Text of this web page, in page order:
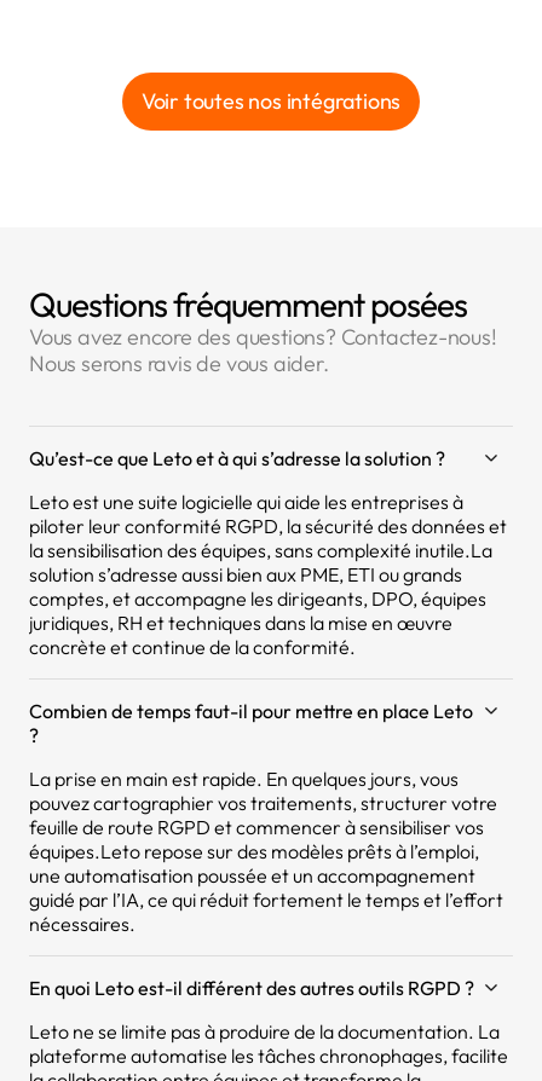
Voir toutes nos intégrations
Questions fréquemment posées
Vous avez encore des questions? Contactez-nous!
Nous serons ravis de vous aider.
Qu’est-ce que Leto et à qui s’adresse la solution ?
Leto est une suite logicielle qui aide les entreprises à
piloter leur conformité RGPD, la sécurité des données et
la sensibilisation des équipes, sans complexité inutile.La
solution s’adresse aussi bien aux PME, ETI ou grands
comptes, et accompagne les dirigeants, DPO, équipes
juridiques, RH et techniques dans la mise en œuvre
concrète et continue de la conformité.
Combien de temps faut-il pour mettre en place Leto
?
La prise en main est rapide. En quelques jours, vous
pouvez cartographier vos traitements, structurer votre
feuille de route RGPD et commencer à sensibiliser vos
équipes.Leto repose sur des modèles prêts à l’emploi,
une automatisation poussée et un accompagnement
guidé par l’IA, ce qui réduit fortement le temps et l’effort
nécessaires.
En quoi Leto est-il différent des autres outils RGPD ?
Leto ne se limite pas à produire de la documentation. La
plateforme automatise les tâches chronophages, facilite